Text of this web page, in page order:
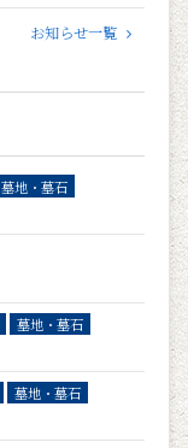
お知らせ一覧
墓地・墓石
墓地・墓石
墓地・墓石